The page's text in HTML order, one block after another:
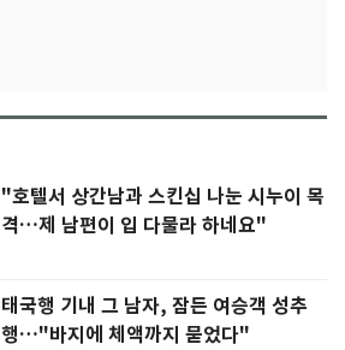
"호텔서 상간남과 스킨십 나눈 시누이 목
격…제 남편이 입 다물라 하네요"
태국행 기내 그 남자, 잠든 여승객 성추
행…"바지에 체액까지 묻었다"